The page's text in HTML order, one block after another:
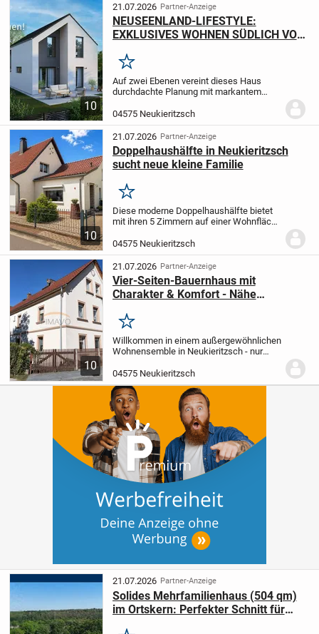
10
21.07.2026 Partner-Anzeige
NEUSEENLAND-LIFESTYLE:
EXKLUSIVES WOHNEN SÜDLICH VON
Merken
Auf zwei Ebenen vereint dieses Haus
durchdachte Planung mit markantem
Symmetrien und verleiht dem Baukörper
eine besondere Präsenz, während der
überdachte Eingang einen...
04575 Neukieritzsch
10
21.07.2026 Partner-Anzeige
Doppelhaushälfte in Neukieritzsch
sucht neue kleine Familie
Merken
Diese moderne Doppelhaushälfte bietet
mit ihren 5 Zimmern auf einer Wohnfläche
kleine Familie. Mit 3 gemütlichen
Schlafzimmern und 2 Badezimmern lässt
es sich...
04575 Neukieritzsch
10
21.07.2026 Partner-Anzeige
Vier-Seiten-Bauernhaus mit
Charakter & Komfort - Nähe
Merken
Willkommen in einem außergewöhnlichen
Wohnensemble in Neukieritzsch - nur
Kahnsdorfer See und unweit des
historischen Gut Kahnsdorf. Dieses
eindrucksvolle Vier-Seiten-H...
04575 Neukieritzsch
21.07.2026 Partner-Anzeige
Solides Mehrfamilienhaus (504 qm)
im Ortskern: Perfekter Schnitt für